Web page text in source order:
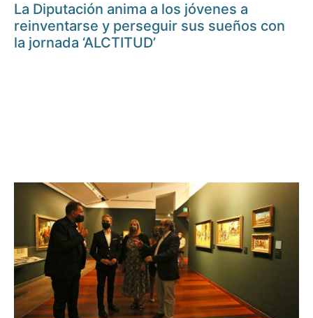
La Diputación anima a los jóvenes a
reinventarse y perseguir sus sueños con
la jornada ‘ALCTITUD’